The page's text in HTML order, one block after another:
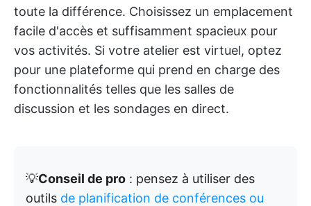
toute la différence. Choisissez un emplacement
facile d'accès et suffisamment spacieux pour
vos activités. Si votre atelier est virtuel, optez
pour une plateforme qui prend en charge des
fonctionnalités telles que les salles de
discussion et les sondages en direct.
💡Conseil de pro : pensez à utiliser des
outils de planification de conférences ou